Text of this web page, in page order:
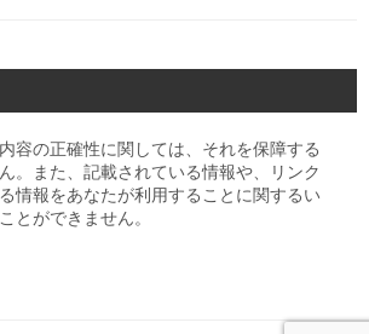
容の正確性に関しては、それを保障する
。また、記載されている情報や、リンク
情報をあなたが利用することに関するい
とができません。